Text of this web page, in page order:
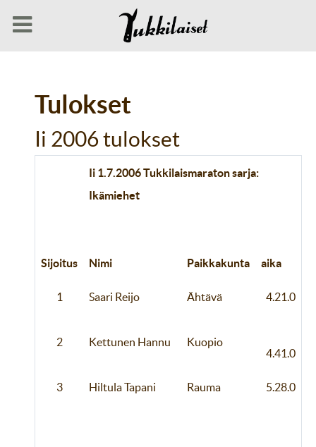
Tulokset
Ii 2006 tulokset
Ii 1.7.2006 Tukkilaismaraton sarja:
Ikämiehet
Sijoitus Nimi Paikkakunta aika
1 Saari Reijo Ähtävä 4.21.0
2 Kettunen Hannu
Kuopio
4.41.0
3 Hiltula Tapani Rauma 5.28.0